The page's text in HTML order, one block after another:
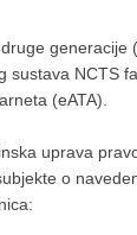
generacije
sustava NCTS
(eATA).
uprava
o